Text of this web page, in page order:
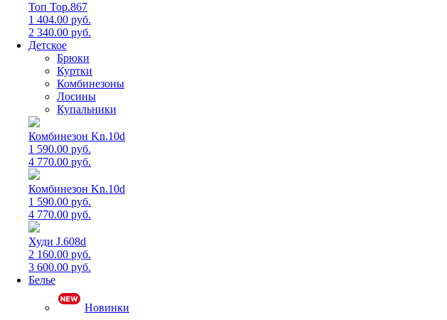
Топ Top.867
1 404.00 руб.
2 340.00 руб.
Детское
Брюки
Куртки
Комбинезоны
Лосины
Купальники
Комбинезон Kn.10d
1 590.00 руб.
4 770.00 руб.
Комбинезон Kn.10d
1 590.00 руб.
4 770.00 руб.
Худи J.608d
2 160.00 руб.
3 600.00 руб.
Белье
Новинки